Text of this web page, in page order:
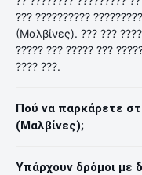
??? ??????????
(Μαλβίνες). ??? ???
????? ??? ????? ???
???? ???.
Πού να παρκάρετε
(Μαλβίνες);
Υπάρχουν δρόμοι με